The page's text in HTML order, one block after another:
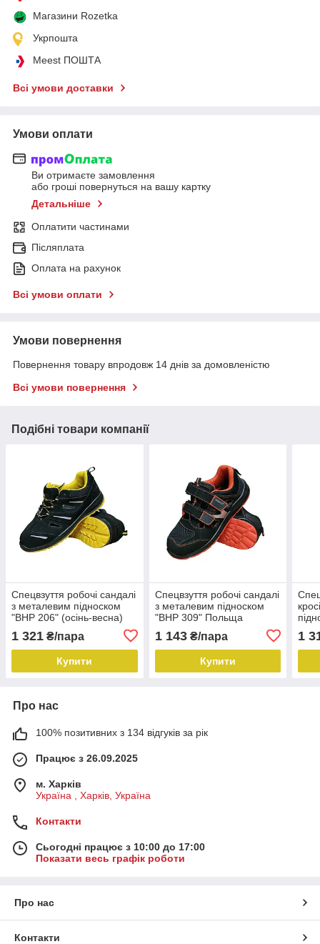
Магазини Rozetka
Укрпошта
Meest ПОШТА
Всі умови доставки
Умови оплати
Ви отримаєте замовлення
або гроші повернуться на вашу картку
Детальніше
Оплатити частинами
Післяплата
Оплата на рахунок
Всі умови оплати
Умови повернення
Повернення товару впродовж 14 днів за домовленістю
Всі умови повернення
Подібні товари компанії
Спецвзуття робочі сандалі
з металевим підноском
"BHP 206" (осінь-весна)
1 321 ₴/пара
Купити
Спецвзуття робочі сандалі
з металевим підноском
"BHP 309" Польща
1 143₴/пара
Купити
1
Про нас
100% позитивних з 134 відгуків за рік
Працює з 26.09.2025
м. Харків
Україна , Харків, Україна
Контакти
Сьогодні працює з 10:00 до 17:00
Показати весь графік роботи
Про нас
Контакти